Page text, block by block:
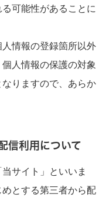
可能性があることに
情報の登録箇所以外
人情報の保護の対象
りますので、あらか
信利用について
サイト」といいま
とする第三者から配